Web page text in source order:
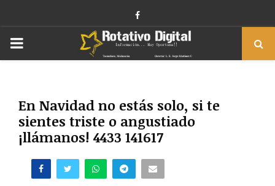
Facebook
PRIMARY
En Navidad no estás solo, si te
sientes triste o angustiado
¡llámanos! 4433 141617